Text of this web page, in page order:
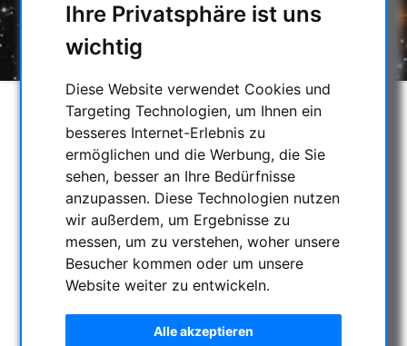
Ihre Privatsphäre ist uns
wichtig
Diese Website verwendet Cookies und
Targeting Technologien, um Ihnen ein
besseres Internet-Erlebnis zu
ermöglichen und die Werbung, die Sie
sehen, besser an Ihre Bedürfnisse
anzupassen. Diese Technologien nutzen
wir außerdem, um Ergebnisse zu
messen, um zu verstehen, woher unsere
Besucher kommen oder um unsere
Website weiter zu entwickeln.
Alle akzeptieren
OKULAR-ZUBEHÖR /
APM PHOTOADPTER FÜR XWA OKULARE